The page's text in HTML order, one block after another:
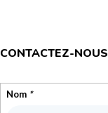
CONTACTEZ-NOUS
Nom *